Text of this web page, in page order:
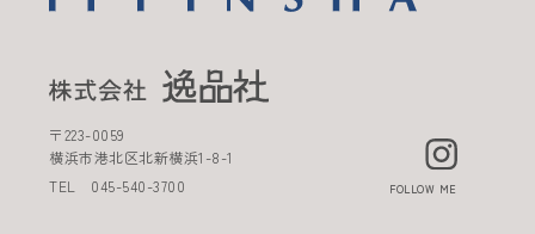
〒223-0059
横浜市港北区北新横浜1-8-1
TEL 045-540-3700 FOLLOW ME